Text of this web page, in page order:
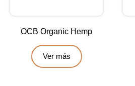
OCB Organic Hemp
Ver más